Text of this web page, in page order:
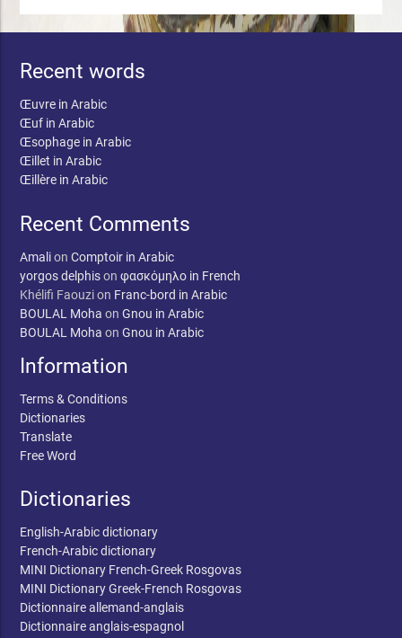
Recent words
Œuvre in Arabic
Œuf in Arabic
Œsophage in Arabic
Œillet in Arabic
Œillère in Arabic
Recent Comments
AmalionComptoir in Arabic
yorgos delphisonφασκόμηλο in French
Khélifi Faouzion Franc-bord in Arabic
BOULAL Moha onGnou in Arabic
BOULAL Moha onGnou in Arabic
Information
Terms & Conditions
Dictionaries
Translate
Free Word
Dictionaries
English-Arabic dictionary
French-Arabic dictionary
MINI Dictionary French-Greek Rosgovas
MINI Dictionary Greek-French Rosgovas
Dictionnaire allemand-anglais
Dictionnaire anglais-espagnol